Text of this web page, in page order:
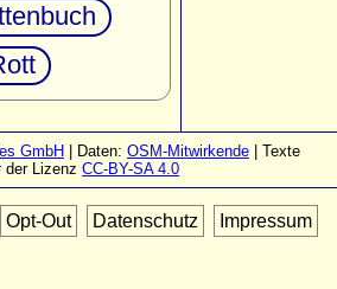
GmbH | Daten: OSM-Mitwirkende | Texte
Lizenz CC-BY-SA 4.0
Opt-Out Datenschutz Impressum